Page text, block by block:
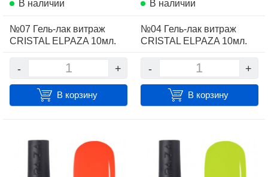
В наличии
№07 Гель-лак витраж
CRISTAL ELPAZA 10мл.
+
-
В корзину
В наличии
№04 Гель-лак витраж
CRISTAL ELPAZA 10мл.
+
-
В корзину